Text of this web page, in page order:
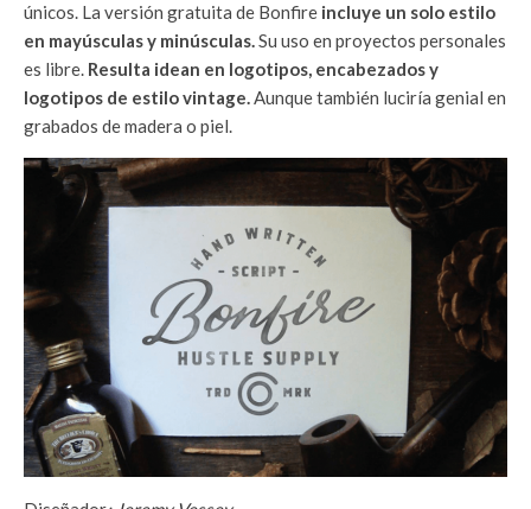
únicos. La versión gratuita de Bonfire incluye un solo estilo
en mayúsculas y minúsculas.Su uso en proyectos personales
es libre. Resulta idean en logotipos, encabezados y
logotipos de estilo vintage.Aunque también luciría genial en
grabados de madera o piel.